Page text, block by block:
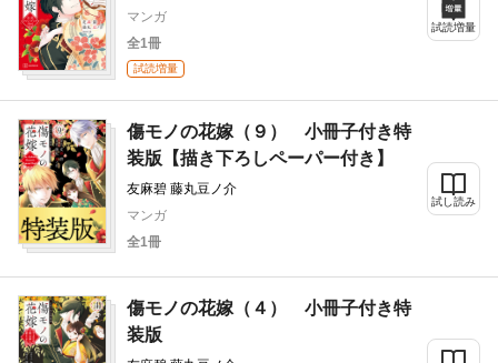
マンガ
全1冊
試読増量
試読増量
傷モノの花嫁（９） 小冊子付き特
装版【描き下ろしペーパー付き】
友麻碧 藤丸豆ノ介
マンガ
全1冊
試し読み
傷モノの花嫁（４） 小冊子付き特
装版